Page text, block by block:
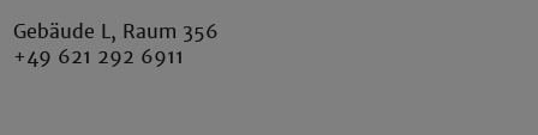
Gebäude L, Raum 356
+49 621 292 6911